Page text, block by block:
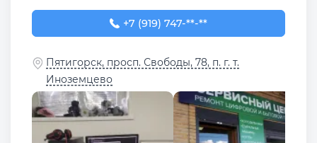
+7 (919) 747-94-50
+7 (919) 747-**-**
Пятигорск, просп. Свободы, 78, п. г. т.
Иноземцево